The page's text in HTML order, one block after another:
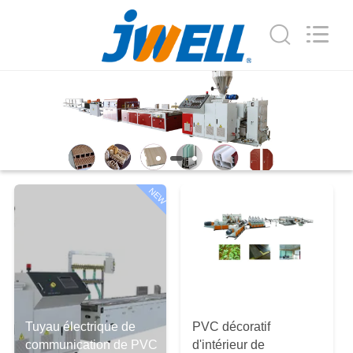
À
PROPOS
NOUS
VISITE
D'USINE
NEW
Tuyau électrique de
communication de PVC
PVC décoratif
d'intérieur de